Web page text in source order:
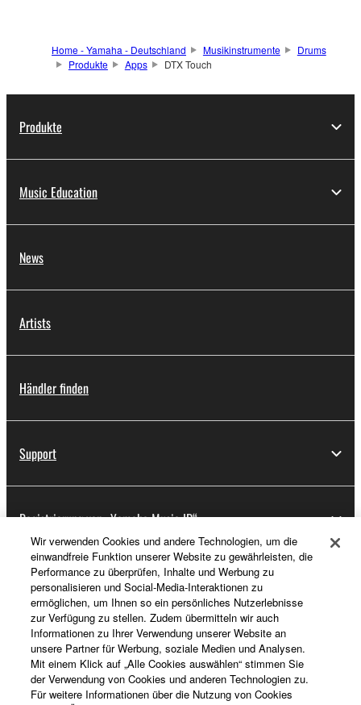
Home - Yamaha - Deutschland Musikinstrumente
Drums
Produkte
Apps DTX Touch
Produkte
Music Education
News
Artists
Händler finden
Support
Registrierung von „Yamaha Music ID“
Über Yamaha
Deutschland - German
Business
Wir verwenden Cookies und andere Technologien, um die
einwandfreie Funktion unserer Website zu gewährleisten, die
Performance zu überprüfen, Inhalte und Werbung zu
personalisieren und Social-Media-Interaktionen zu
ermöglichen, um Ihnen so ein persönliches Nutzerlebnisse
zur Verfügung zu stellen. Zudem übermitteln wir auch
Informationen zu Ihrer Verwendung unserer Website an
unsere Partner für Werbung, soziale Medien und Analysen.
Mit einem Klick auf „Alle Cookies auswählen“ stimmen Sie
der Verwendung von Cookies und anderen Technologien zu.
Für weitere Informationen über die Nutzung von Cookies